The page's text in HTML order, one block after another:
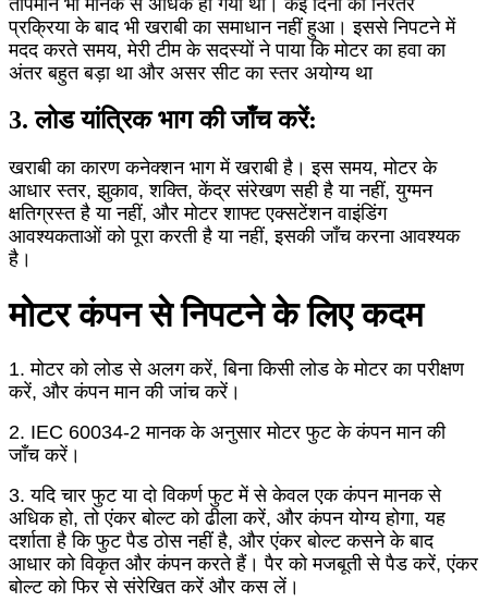
प्रक्रिया के बाद भी खराबी का समाधान नहीं हुआ। इससे निपटने में
मदद करते समय, मेरी टीम के सदस्यों ने पाया कि मोटर का हवा का
अंतर बहुत बड़ा था और असर सीट का स्तर अयोग्य था
3. लोड यांत्रिक भाग की जाँच करें:
खराबी का कारण कनेक्शन भाग में खराबी है। इस समय, मोटर के
आधार स्तर, झुकाव, शक्ति, केंद्र संरेखण सही है या नहीं, युग्मन
क्षतिग्रस्त है या नहीं, और मोटर शाफ्ट एक्सटेंशन वाइंडिंग
आवश्यकताओं को पूरा करती है या नहीं, इसकी जाँच करना आवश्यक
है।
मोटर कंपन से निपटने के लिए कदम
1. मोटर को लोड से अलग करें, बिना किसी लोड के मोटर का परीक्षण
करें, और कंपन मान की जांच करें।
2. IEC 60034-2 मानक के अनुसार मोटर फुट के कंपन मान की
जाँच करें।
3. यदि चार फुट या दो विकर्ण फुट में से केवल एक कंपन मानक से
अधिक हो, तो एंकर बोल्ट को ढीला करें, और कंपन योग्य होगा, यह
दर्शाता है कि फुट पैड ठोस नहीं है, और एंकर बोल्ट कसने के बाद
आधार को विकृत और कंपन करते हैं। पैर को मजबूती से पैड करें, एंकर
बोल्ट को फिर से संरेखित करें और कस लें।